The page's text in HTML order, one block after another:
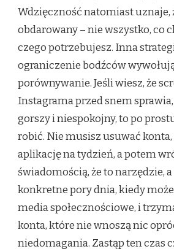
Wdzięczność natomiast uznaje,
obdarowany – nie wszystko, co
czego potrzebujesz. Inna
ograniczenie bodźców
porównywanie. Jeśli wiesz, że
Instagrama przed snem
gorszy i niespokojny, to po
robić. Nie musisz usuwać
aplikację na tydzień, a potem
świadomością, że to narzędzie,
konkretne pory dnia, kiedy
media społecznościowe, i
konta, które nie wnoszą nic
niedomagania. Zastąp ten czas